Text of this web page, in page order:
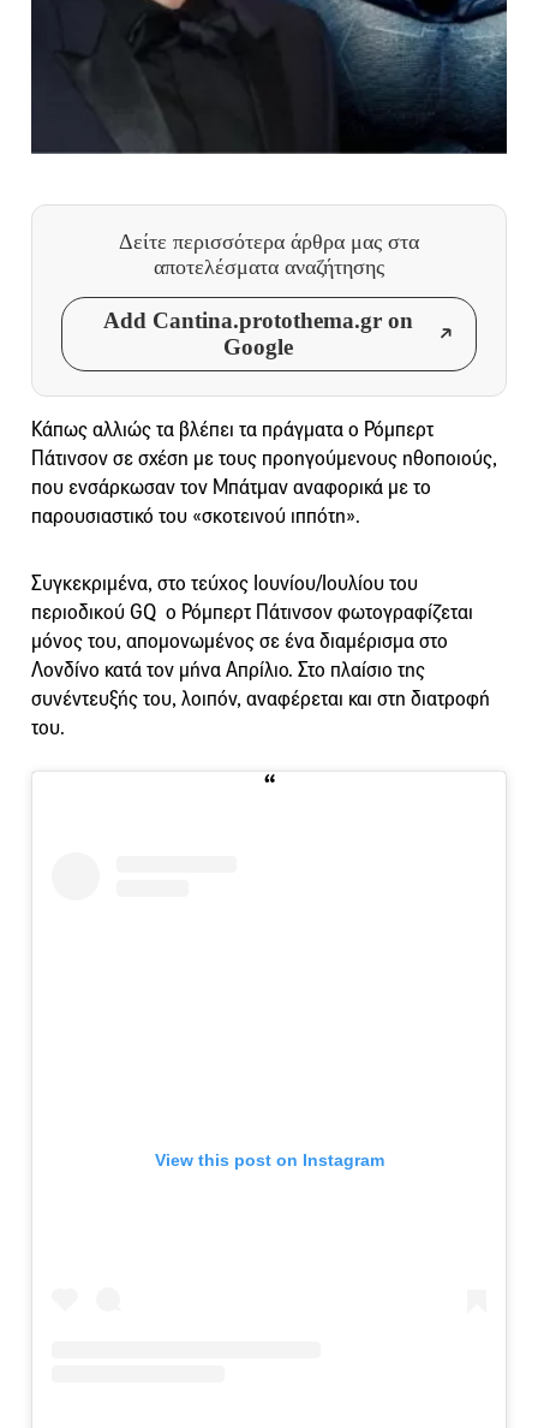
Δείτε περισσότερα άρθρα μας στα
αποτελέσματα αναζήτησης
Add Cantina.protothema.gr on
Google
Κάπως αλλιώς τα βλέπει τα πράγματα ο Ρόμπερτ
Πάτινσον σε σχέση με τους προηγούμενους ηθοποιούς,
που ενσάρκωσαν τον Μπάτμαν αναφορικά με το
παρουσιαστικό του «σκοτεινού ιππότη».
Συγκεκριμένα, στο τεύχος Ιουνίου/Ιουλίου του
περιοδικού GQ ο Ρόμπερτ Πάτινσον φωτογραφίζεται
μόνος του, απομονωμένος σε ένα διαμέρισμα στο
Λονδίνο κατά τον μήνα Απρίλιο. Στο πλαίσιο της
συνέντευξής του, λοιπόν, αναφέρεται και στη διατροφή
του.
View this post on Instagram